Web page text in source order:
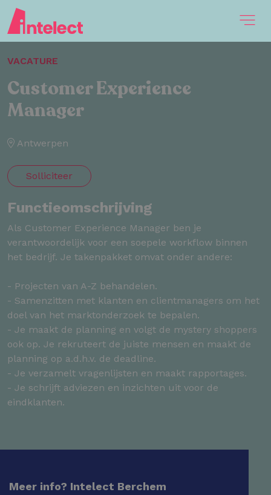
VACATURE
Customer Experience
Manager
Antwerpen
Solliciteer
Functieomschrijving
Als Customer Experience Manager ben je
verantwoordelijk voor een soepele workflow binnen
het bedrijf. Je takenpakket omvat onder andere:
- Projecten van A-Z behandelen.
- Samenzitten met klanten en clientmanagers om het
doel van het marktonderzoek te bepalen.
- Je maakt de planning en volgt de mystery shoppers
ook op. Je rekruteert de juiste mensen en maakt de
planning op a.d.h.v. de deadline.
- Je verzamelt vragenlijsten en maakt rapportages.
- Je schrijft adviezen en inzichten uit voor de
eindklanten.
Meer info? Intelect Berchem